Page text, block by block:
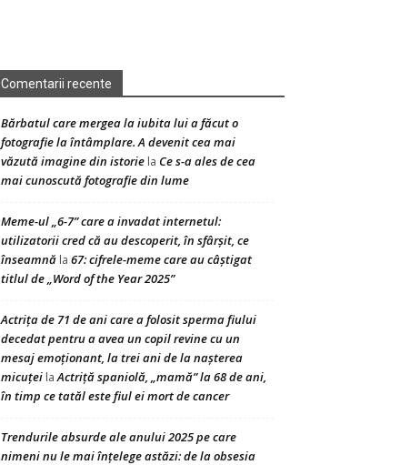
Comentarii recente
Bărbatul care mergea la iubita lui a făcut o
fotografie la întâmplare. A devenit cea mai
văzută imagine din istorie la Ce s-a ales de cea
mai cunoscută fotografie din lume
Meme-ul „6-7” care a invadat internetul:
utilizatorii cred că au descoperit, în sfârșit, ce
înseamnă la 67: cifrele-meme care au câștigat
titlul de „Word of the Year 2025”
Actrița de 71 de ani care a folosit sperma fiului
decedat pentru a avea un copil revine cu un
mesaj emoționant, la trei ani de la nașterea
micuței laActriță spaniolă, „mamă” la 68 de ani,
în timp ce tatăl este fiul ei mort de cancer
Trendurile absurde ale anului 2025 pe care
nimeni nu le mai înțelege astăzi: de la obsesia